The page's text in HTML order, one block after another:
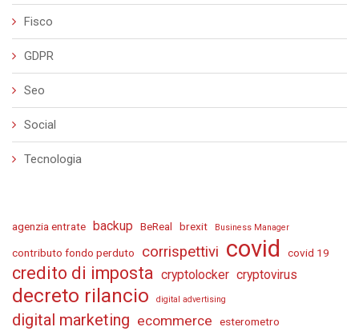
Fisco
GDPR
Seo
Social
Tecnologia
agenzia entrate backup BeReal brexit Business Manager
contributo fondo perduto corrispettivi covid covid 19
credito di imposta cryptolocker cryptovirus
decreto rilancio digital advertising
digital marketing ecommerce esterometro